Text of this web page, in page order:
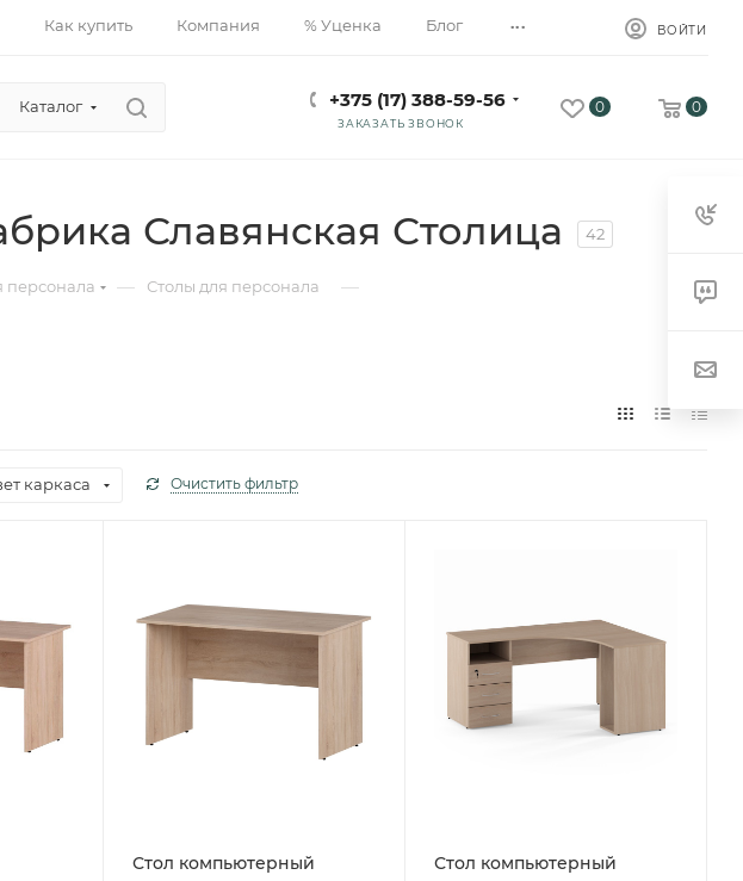
Как купить Компания % Уценка Блог ... ВОЙТИ
Каталог +375 (17) 388-59-56
ЗАКАЗАТЬ ЗВОНОК
0 0
Славянская Столица 42
персонала — Столы для персонала —
каркаса Очистить фильтр
Стол компьютерный
Стол компьютерный